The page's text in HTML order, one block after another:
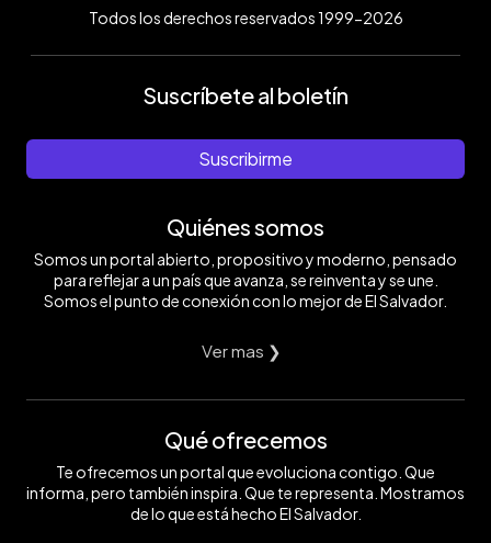
Todos los derechos reservados 1999-2026
Suscríbete al boletín
Suscribirme
Quiénes somos
Somos un portal abierto, propositivo y moderno, pensado
para reflejar a un país que avanza, se reinventa y se une.
Somos el punto de conexión con lo mejor de El Salvador.
Ver mas ❯
Qué ofrecemos
Te ofrecemos un portal que evoluciona contigo. Que
informa, pero también inspira. Que te representa. Mostramos
de lo que está hecho El Salvador.